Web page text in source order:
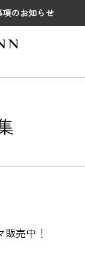
のお知らせ
販売中！